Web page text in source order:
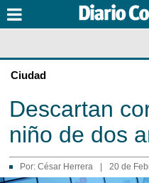
Ciudad
Descartan
niño de dos
Por: César Herrera 20 de